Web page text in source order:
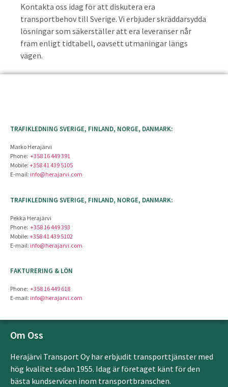
Kontakta oss idag för att diskutera era
transportbehov till Sverige. Vi erbjuder skräddarsydda
lösningar som säkerställer att era leveranser når
fram enligt tidtabell, oavsett utmaningar längs
vägen.
TRAFIKLEDNING SVERIGE, FINLAND, NORGE, DANMARK:
Marko Herajärvi
Phone: +358 16 449 391
Mobile: +358 41 439 5105
E-mail: info@herajarvi.com
TRAFIKLEDNING SVERIGE, FINLAND, NORGE, DANMARK:
Pekka Herajärvi
Phone: +358 16 449 393
Mobile: +358 41 439 5102
E-mail: info@herajarvi.com
FAKTURERING & LÖN
Phone: +358 16 449 618
E-mail: info@herajarvi.com
Om Oss
Herajärvi Transport Oy har erbjudit transporttjänster med
hög kvalitet sedan 1955. Idag är företaget känt för den
bästa kundservicen inom transportbranschen.